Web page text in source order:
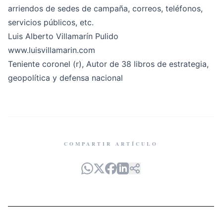
arriendos de sedes de campaña, correos, teléfonos,
servicios públicos, etc.
Luis Alberto Villamarín Pulido
www.luisvillamarin.com
Teniente coronel (r), Autor de 38 libros de estrategia,
geopolítica y defensa nacional
COMPARTIR ARTÍCULO